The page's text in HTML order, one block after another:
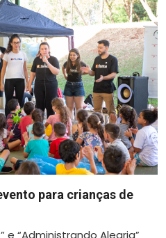
para crianças de
e “Administrando Alegria”